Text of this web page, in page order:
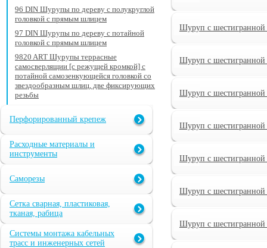
96 DIN Шурупы по дереву с полукруглой
головкой с прямым шлицем
97 DIN Шурупы по дереву с потайной
головкой с прямым шлицем
9820 ART Шурупы террасные
самосверлящии [с режущей кромкой] с
потайной самозенкующейся головкой со
звездообразным шлиц, две фиксирующих
резьбы
Перфорированный крепеж
Расходные материалы и
инструменты
Саморезы
Сетка сварная, пластиковая,
тканая, рабица
Системы монтажа кабельных
трасс и инженерных сетей
Шуруп с
Шуруп с
Шуруп с
Шуруп с
Шуруп с
Шуруп с
Шуруп с